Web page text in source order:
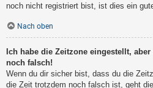
noch nicht registriert bist, ist dies ein
Nach oben
Ich habe die Zeitzone eingestellt,
noch falsch!
Wenn du dir sicher bist, dass du die
die Zeit trotzdem noch falsch ist, geht